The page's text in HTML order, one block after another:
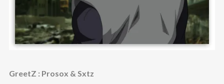
GreetZ : Prosox & Sxtz